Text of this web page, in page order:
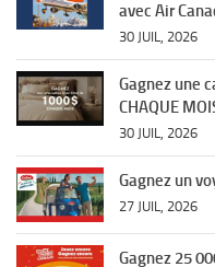
avec Air
30 JUIL, 2026
Gagnez une
CHAQUE
30 JUIL, 2026
Gagnez un
27 JUIL, 2026
Gagnez 25